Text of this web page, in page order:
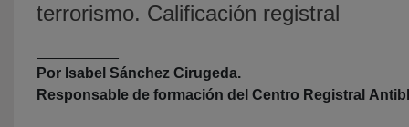
terrorismo. Calificación registral
Por Isabel Sánchez Cirugeda.
Responsable de formación del Centro Registral